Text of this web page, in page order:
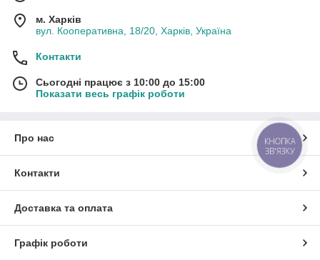
м. Харків
вул. Кооперативна, 18/20, Харків, Україна
Контакти
Сьогодні працює з 10:00 до 15:00
Показати весь графік роботи
Про нас
Контакти
Доставка та оплата
Графік роботи
КНОПКА
ЗВ'ЯЗКУ